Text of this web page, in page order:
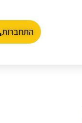
התחברות